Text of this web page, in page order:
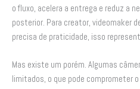
o fluxo, acelera a entrega e reduz a
posterior. Para creator, videomaker
precisa de praticidade, isso
Mas existe um porém. Algumas
limitados, o que pode comprometer